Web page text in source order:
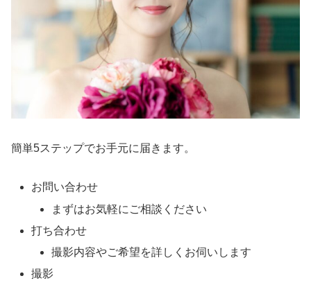
簡単5ステップでお手元に届きます。
お問い合わせ
まずはお気軽にご相談ください
打ち合わせ
撮影内容やご希望を詳しくお伺いします
撮影